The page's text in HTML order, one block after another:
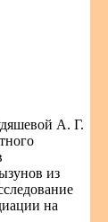
А. Г.
из
на